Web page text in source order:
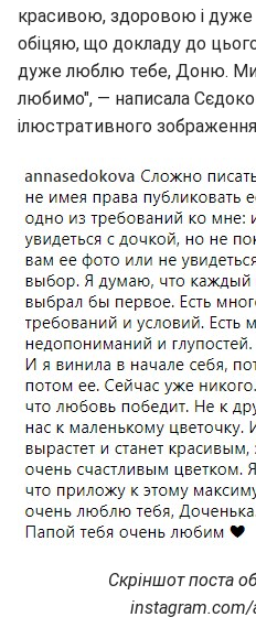
красивою, здоровою і
обіцяю, що докладу до
дуже люблю тебе, Доню.
любимо", — написала
ілюстративного
Скріншот поста